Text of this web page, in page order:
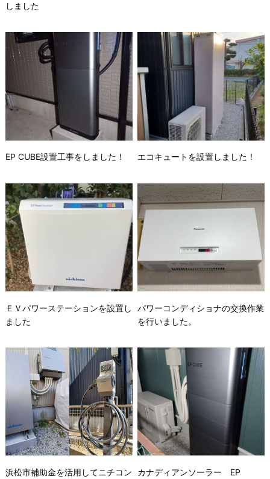
しました
EP CUBE設置工事をしました！ エコキュートを設置しました！
ＥＶパワーステーションを設置し
ました
パワーコンディショナの交換作業
を行いました。
浜松市補助金を活用してニチコン
カナディアンソーラー EP